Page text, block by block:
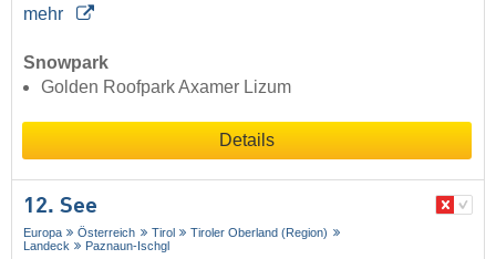
mehr
Snowpark
Golden Roofpark Axamer Lizum
Details
12. See
Europa Österreich Tirol
Tiroler Oberland (Region)
Landeck
Paznaun-Ischgl